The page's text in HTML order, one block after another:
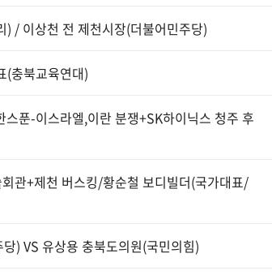
/ 이상천 전 제천시장(더불어민주당)
(충북교육연대)
푼-이스라엘,이란 분쟁+SK하이닉스 청주 후
관+제천 버스킹/황순철 보디빌더(국가대표/
) VS 유상용 충북도의원(국민의힘)